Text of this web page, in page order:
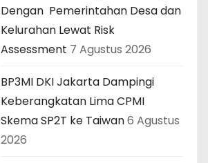
Dengan Pemerintahan Desa dan
Kelurahan Lewat Risk
Assessment 7 Agustus 2026
BP3MI DKI Jakarta Dampingi
Keberangkatan Lima CPMI
Skema SP2T ke Taiwan6 Agustus
2026